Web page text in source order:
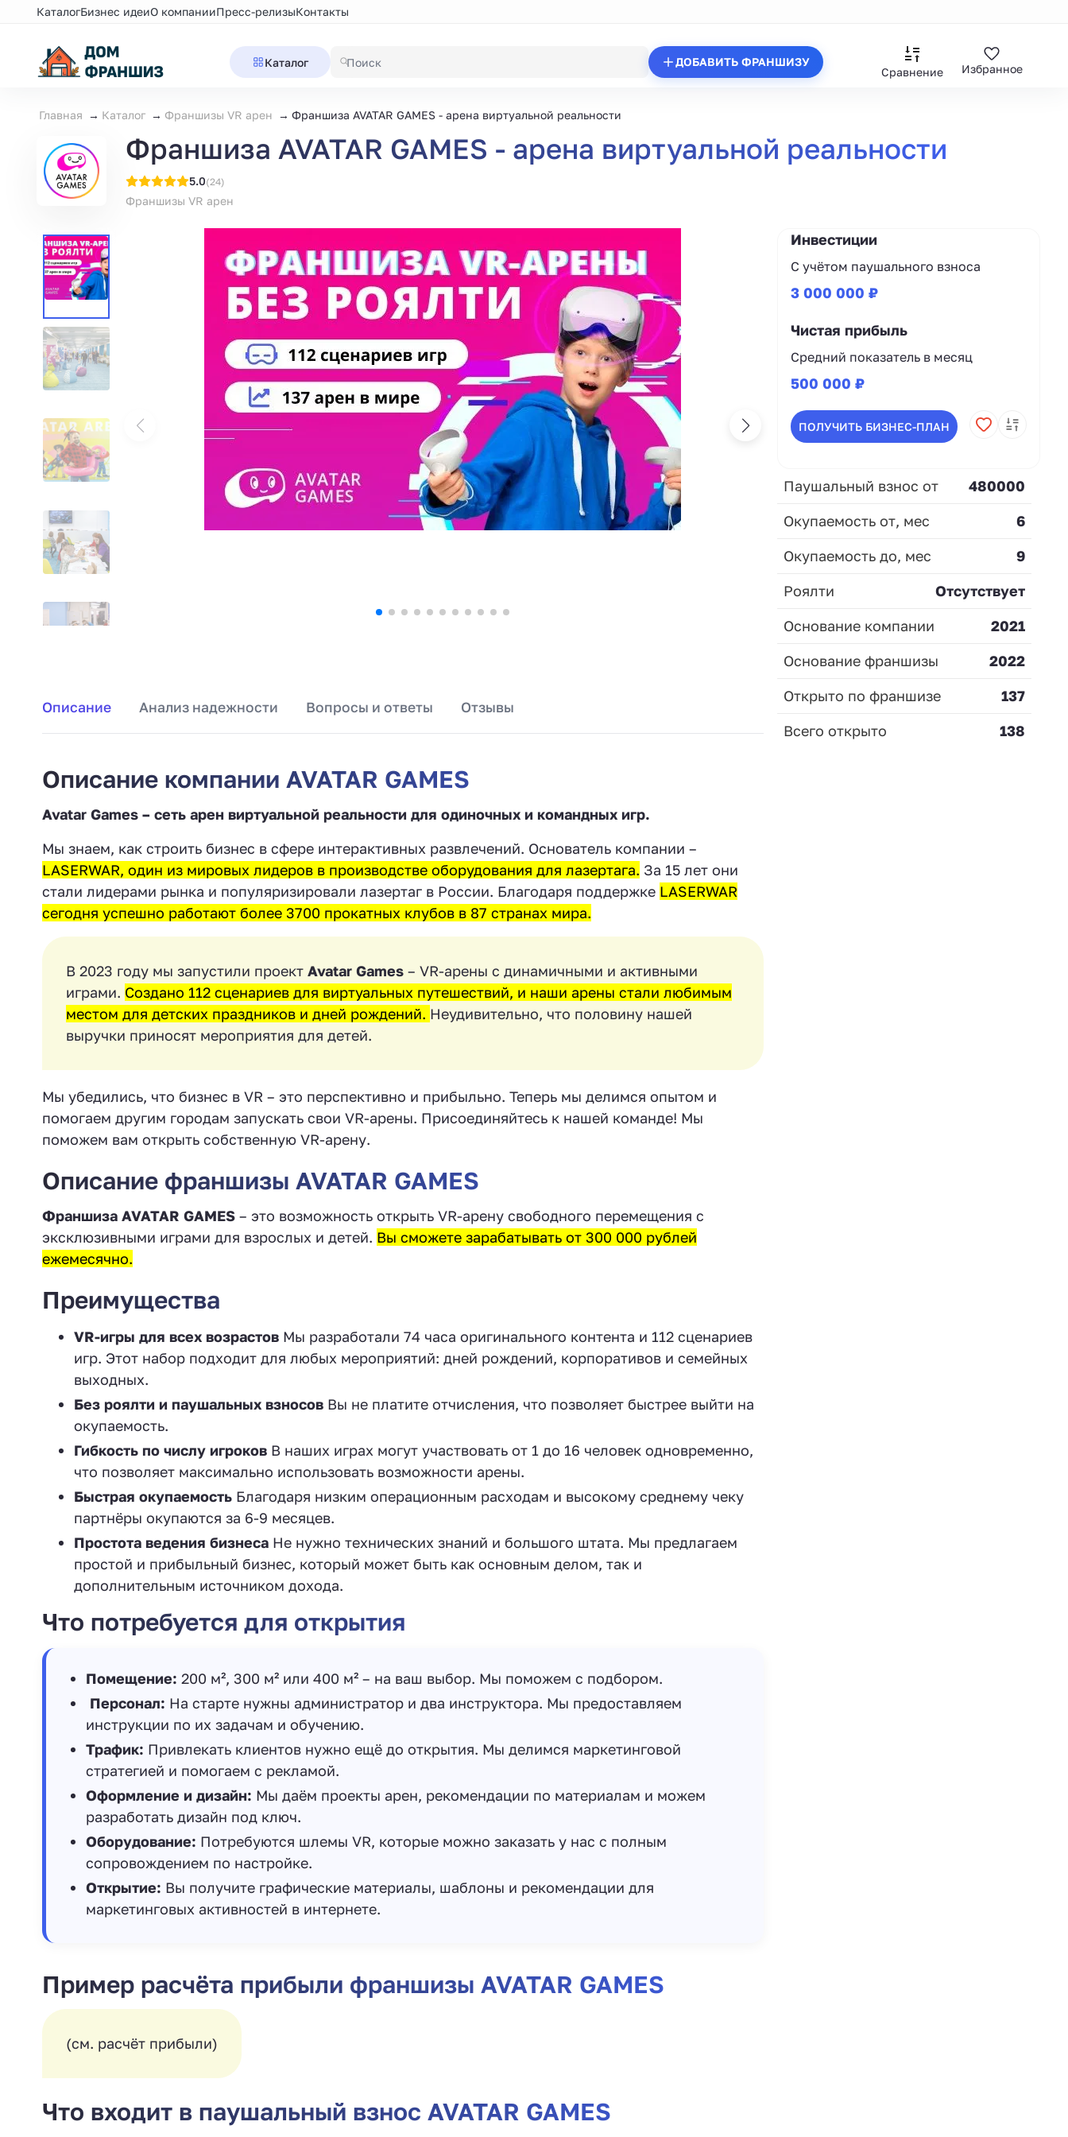
КаталогБизнес идеиО компанииПресс-релизыКонтакты
Каталог ДОБАВИТЬ ФРАНШИЗУ
Сравнение Избранное
Главная Каталог Франшизы VR арен Франшиза AVATAR GAMES - арена виртуальной реальности
Франшиза AVATAR GAMES - арена виртуальной реальности
5.0(24)
Франшизы VR арен
Описание Анализ надежности Вопросы и ответы Отзывы
Описание компании AVATAR GAMES
Avatar Games – сеть арен виртуальной реальности для одиночных и командных игр.
Мы знаем, как строить бизнес в сфере интерактивных развлечений. Основатель компании –
LASERWAR, один из мировых лидеров в производстве оборудования для лазертага. За 15 лет они
стали лидерами рынка и популяризировали лазертаг в России. Благодаря поддержке LASERWAR
сегодня успешно работают более 3700 прокатных клубов в 87 странах мира.
В 2023 году мы запустили проект Avatar Games – VR-арены с динамичными и активными
играми. Создано 112 сценариев для виртуальных путешествий, и наши арены стали любимым
местом для детских праздников и дней рождений. Неудивительно, что половину нашей
выручки приносят мероприятия для детей.
Мы убедились, что бизнес в VR – это перспективно и прибыльно. Теперь мы делимся опытом и
помогаем другим городам запускать свои VR-арены. Присоединяйтесь к нашей команде! Мы
поможем вам открыть собственную VR-арену.
Описание франшизы AVATAR GAMES
Франшиза AVATAR GAMES – это возможность открыть VR-арену свободного перемещения с
эксклюзивными играми для взрослых и детей. Вы сможете зарабатывать от 300 000 рублей
ежемесячно.
Преимущества
VR-игры для всех возрастов Мы разработали 74 часа оригинального контента и 112 сценариев
игр. Этот набор подходит для любых мероприятий: дней рождений, корпоративов и семейных
выходных.
Без роялти и паушальных взносов Вы не платите отчисления, что позволяет быстрее выйти на
окупаемость.
Гибкость по числу игроков В наших играх могут участвовать от 1 до 16 человек одновременно,
что позволяет максимально использовать возможности арены.
Быстрая окупаемость Благодаря низким операционным расходам и высокому среднему чеку
партнёры окупаются за 6-9 месяцев.
Простота ведения бизнеса Не нужно технических знаний и большого штата. Мы предлагаем
простой и прибыльный бизнес, который может быть как основным делом, так и
дополнительным источником дохода.
Что потребуется для открытия
Помещение: 200 м², 300 м² или 400 м² – на ваш выбор. Мы поможем с подбором.
‍ Персонал: На старте нужны администратор и два инструктора. Мы предоставляем
инструкции по их задачам и обучению.
Трафик: Привлекать клиентов нужно ещё до открытия. Мы делимся маркетинговой
стратегией и помогаем с рекламой.
Оформление и дизайн: Мы даём проекты арен, рекомендации по материалам и можем
разработать дизайн под ключ.
Оборудование: Потребуются шлемы VR, которые можно заказать у нас с полным
сопровождением по настройке.
Открытие: Вы получите графические материалы, шаблоны и рекомендации для
маркетинговых активностей в интернете.
Пример расчёта прибыли франшизы AVATAR GAMES
(см. расчёт прибыли)
Что входит в паушальный взнос AVATAR GAMES
Инвестиции
С учётом паушального взноса
3 000 000 ₽
Чистая прибыль
Средний показатель в месяц
500 000 ₽
ПОЛУЧИТЬ БИЗНЕС-ПЛАН
Паушальный взнос от
480000
Окупаемость от, мес
6
Окупаемость до, мес
9
Роялти
Отсутствует
Основание компании
2021
Основание франшизы
2022
Открыто по франшизе
137
Всего открыто
138